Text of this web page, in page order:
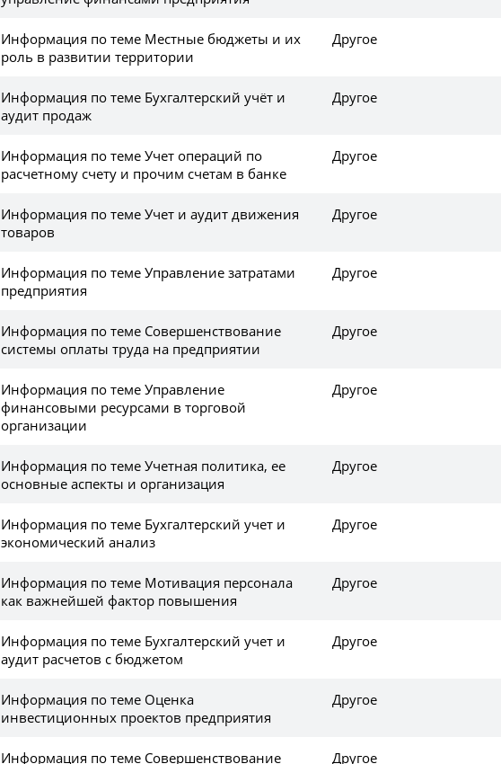
Информация по теме Местные бюджеты и их
роль в развитии территории
Другое
Информация по теме Бухгалтерский учёт и
аудит продаж
Другое
Информация по теме Учет операций по
расчетному счету и прочим счетам в банке
Другое
Информация по теме Учет и аудит движения
товаров
Другое
Информация по теме Управление затратами
предприятия
Другое
Информация по теме Совершенствование
системы оплаты труда на предприятии
Другое
Информация по теме Управление
финансовыми ресурсами в торговой
организации
Другое
Информация по теме Учетная политика, ее
основные аспекты и организация
Другое
Информация по теме Бухгалтерский учет и
экономический анализ
Другое
Информация по теме Мотивация персонала
как важнейшей фактор повышения
Другое
Информация по теме Бухгалтерский учет и
аудит расчетов с бюджетом
Другое
Информация по теме Оценка
инвестиционных проектов предприятия
Другое
Информация по теме Совершенствование Другое